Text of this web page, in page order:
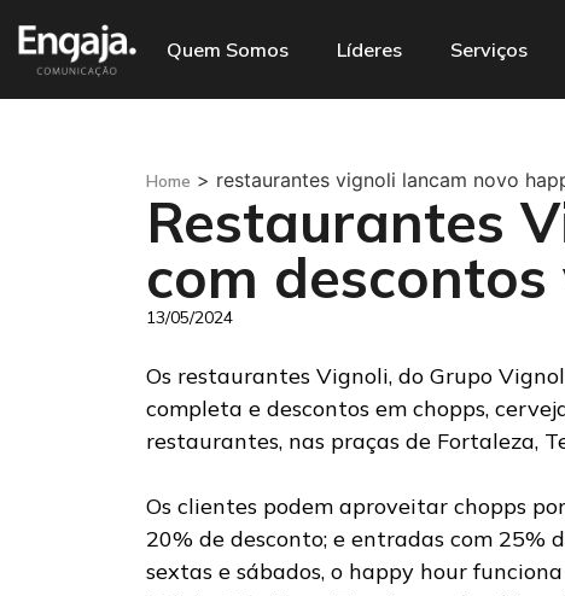
Quem Somos Líderes Serviços
Home > restaurantes vignoli lancam novo
Restaurantes
com
13/05/2024
Os restaurantes Vignoli, do Grupo
completa e descontos em chopps,
restaurantes, nas praças de Fortaleza,
Os clientes podem aproveitar chopps
20% de desconto; e entradas com 25%
sextas e sábados, o happy hour